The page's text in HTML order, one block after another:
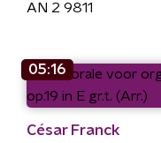
AN 2 9811
05:16
César Franck